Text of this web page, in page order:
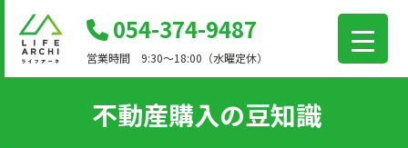
054-374-9487
営業時間 9:30～18:00（水曜定休）
不動産購入の豆知識